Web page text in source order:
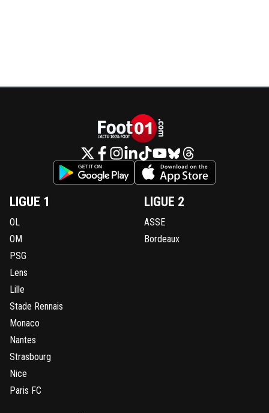
LIGUE 1
OL
OM
PSG
Lens
Lille
Stade Rennais
Monaco
Nantes
Strasbourg
Nice
Paris FC
LIGUE 2
ASSE
Bordeaux